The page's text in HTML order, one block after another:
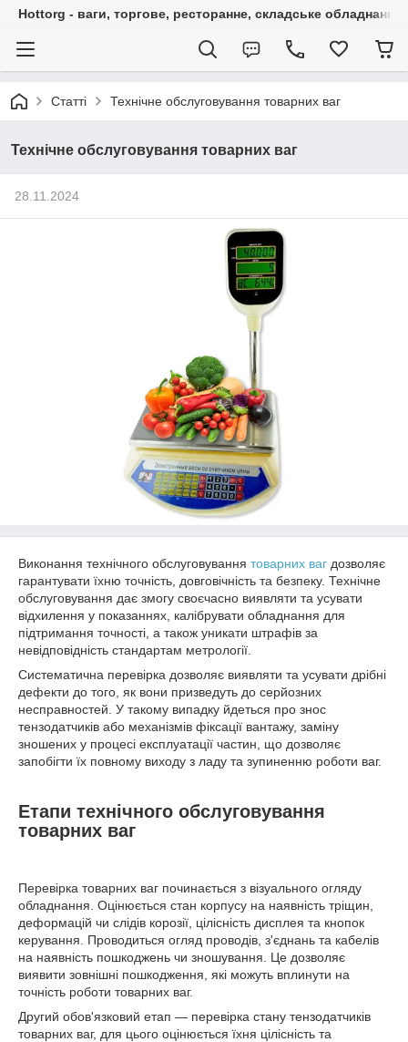
Hottorg - ваги, торгове, ресторанне, складське обладнання
Статті Технічне обслуговування товарних ваг
Технічне обслуговування товарних ваг
28.11.2024
Виконання технічного обслуговування товарних ваг дозволяє
гарантувати їхню точність, довговічність та безпеку. Технічне
обслуговування дає змогу своєчасно виявляти та усувати
відхилення у показаннях, калібрувати обладнання для
підтримання точності, а також уникати штрафів за
невідповідність стандартам метрології.
Систематична перевірка дозволяє виявляти та усувати дрібні
дефекти до того, як вони призведуть до серйозних
несправностей. У такому випадку йдеться про знос
тензодатчиків або механізмів фіксації вантажу, заміну
зношених у процесі експлуатації частин, що дозволяє
запобігти їх повному виходу з ладу та зупиненню роботи ваг.
Етапи технічного обслуговування
товарних ваг
Перевірка товарних ваг починається з візуального огляду
обладнання. Оцінюється стан корпусу на наявність тріщин,
деформацій чи слідів корозії, цілісність дисплея та кнопок
керування. Проводиться огляд проводів, з'єднань та кабелів
на наявність пошкоджень чи зношування. Це дозволяє
виявити зовнішні пошкодження, які можуть вплинути на
точність роботи товарних ваг.
Другий обов'язковий етап — перевірка стану тензодатчиків
товарних ваг, для цього оцінюється їхня цілісність та